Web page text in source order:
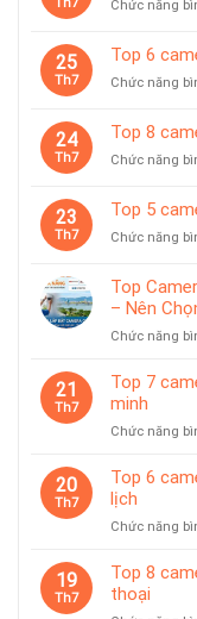
Chức năng
25
Th7
Top 6
Chức năng
24
Th7
Top 8
Chức năng
23
Th7
Top 5
Chức năng
Top
– Nên
Chức năng
21
Th7
Top 7
minh
Chức năng
20
Th7
Top 6
lịch
Chức năng
19
Th7
Top 8
thoại